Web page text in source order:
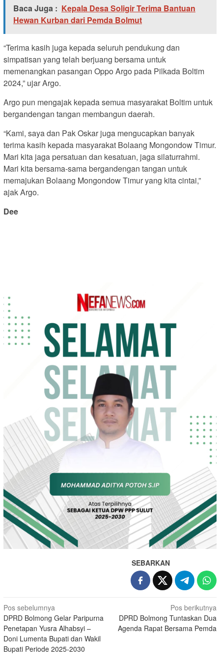
Baca Juga : Kepala Desa Soligir Terima Bantuan
Hewan Kurban dari Pemda Bolmut
“Terima kasih juga kepada seluruh pendukung dan
simpatisan yang telah berjuang bersama untuk
memenangkan pasangan Oppo Argo pada Pilkada Boltim
2024,” ujar Argo.
Argo pun mengajak kepada semua masyarakat Boltim untuk
bergandengan tangan membangun daerah.
“Kami, saya dan Pak Oskar juga mengucapkan banyak
terima kasih kepada masyarakat Bolaang Mongondow Timur.
Mari kita jaga persatuan dan kesatuan, jaga silaturrahmi.
Mari kita bersama-sama bergandengan tangan untuk
memajukan Bolaang Mongondow Timur yang kita cintai,”
ajak Argo.
Dee
SEBARKAN
Navigasi
pos
Pos sebelumnya
DPRD Bolmong Gelar Paripurna
Penetapan Yusra Alhabsyi –
Doni Lumenta Bupati dan Wakil
Bupati Periode 2025-2030
Pos berikutnya
DPRD Bolmong Tuntaskan Dua
Agenda Rapat Bersama Pemda